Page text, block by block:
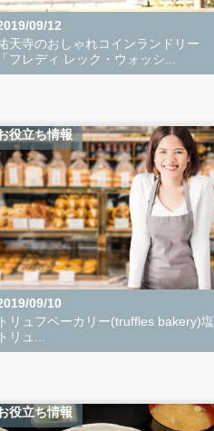
09/12
天寺のおしゃれコインランドリー
「フレディ レック・ウォッシ...
役立ち情報
09/10
トリュフベーカリー(truffles bakery)塩
トリュ...
役立ち情報